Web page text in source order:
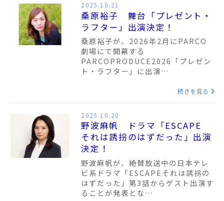
2025.10.21
桑原裕子 舞台「プレゼント・
ラフター」出演決定！
桑原裕子が、2026年2月にPARCO
劇場にて開幕する
PARCOPRODUCE2026「プレゼン
ト・ラフター」に出演…
続きを見る
2025.10.20
野波麻帆 ドラマ「ESCAPE
それは誘拐のはずだった」出演
決定！
野波麻帆が、絶賛放送中の日本テレ
ビ系ドラマ「ESCAPEそれは誘拐の
はずだった」第3話からゲスト出演す
ることが発表とな…